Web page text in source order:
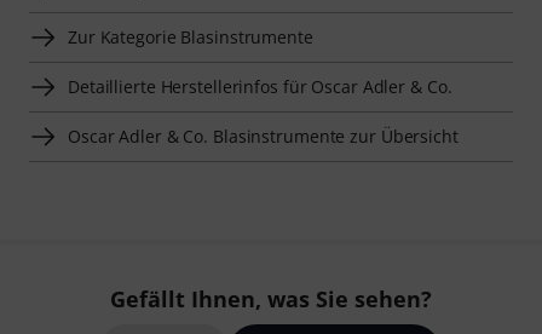
Zur Kategorie Blasinstrumente
Detaillierte Herstellerinfos für Oscar Adler & Co.
Oscar Adler & Co. Blasinstrumente zur Übersicht
Gefällt Ihnen, was Sie sehen?